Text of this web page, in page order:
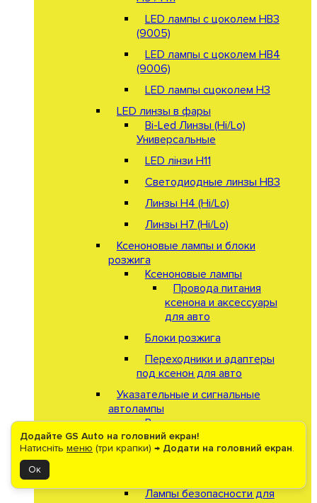
Додайте GS Auto на головний екран!
Натисніть меню (три крапки) → Додати на головний екран.
Ок
LED лампы с цоколем HB3
(9005)
LED лампы с цоколем HB4
(9006)
LED лампы сцоколем H3
LED линзы в фары
Bi-Led Линзы (Hi/Lo)
Универсальные
LED лінзи H11
Светодиодные линзы HB3
Линзы Н4 (Hi/Lo)
Линзы Н7 (Hi/Lo)
Ксеноновые лампы и блоки
розжига
Ксеноновые лампы
Провода питания
ксенона и аксессуары
для авто
Блоки розжига
Переходники и адаптеры
под ксенон для авто
Указательные и сигнальные
автолампы
Внутреннее освещение
автомобиля
Габаритное освещение для
Лампы безопасности для